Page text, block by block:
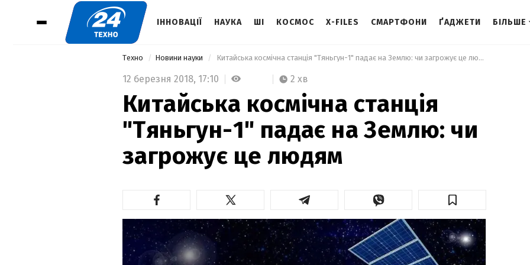
ІННОВАЦІЇ НАУКА ШІ КОСМОС X-FILES СМАРТФОНИ ҐАДЖЕТИ БІЛЬШЕ
Техно Новини науки Китайська космічна станція "Тяньгун-1" падає на Землю: чи загрожує це людям
12 березня 2018, 17:10 2 хв
Китайська космічна станція
"Тяньгун-1" падає на Землю: чи
загрожує це людям